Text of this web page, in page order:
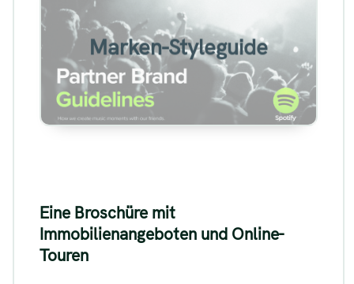
Marken-Styleguide
Beispiel für einen Marken-
Styleguide
Siehe
Eine Broschüre mit
Immobilienangeboten und Online-
Touren